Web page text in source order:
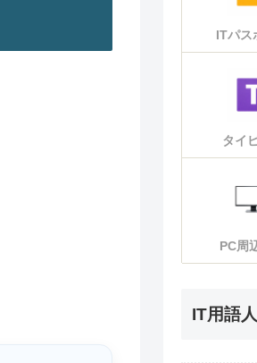
ITパス
タイ
PC周
IT用語